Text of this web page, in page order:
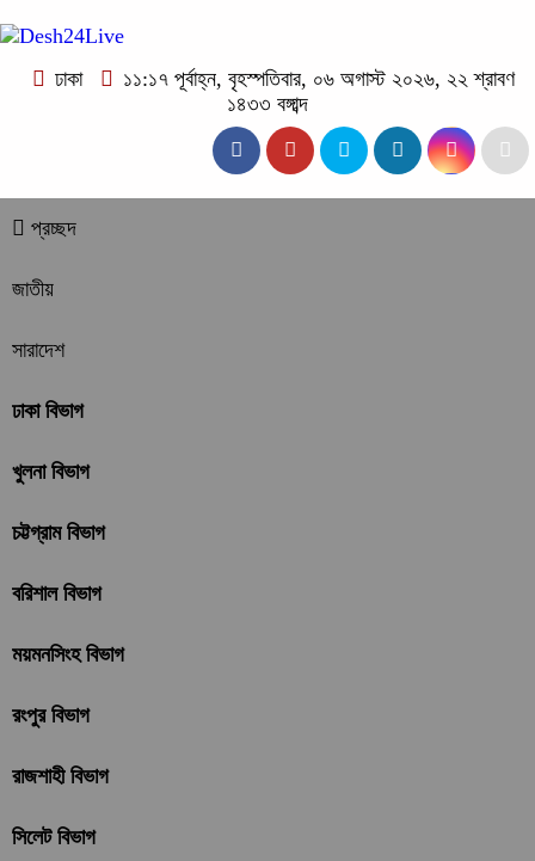
ঢাকা
১১:১৭ পূর্বাহ্ন, বৃহস্পতিবার, ০৬ অগাস্ট ২০২৬, ২২ শ্রাবণ
১৪৩৩ বঙ্গাব্দ
প্রচ্ছদ
জাতীয়
সারাদেশ
ঢাকা বিভাগ
খুলনা বিভাগ
চট্টগ্রাম বিভাগ
বরিশাল বিভাগ
ময়মনসিংহ বিভাগ
রংপুর বিভাগ
রাজশাহী বিভাগ
সিলেট বিভাগ